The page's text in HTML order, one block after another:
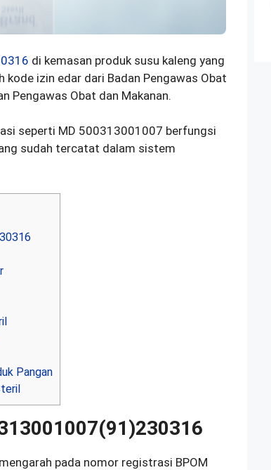
di kemasan produk susu kaleng yang
izin edar dari Badan Pengawas Obat
Pengawas Obat dan Makanan.
seperti MD 500313001007 berfungsi
sudah tercatat dalam sistem
Pangan
pada nomor registrasi BPOM